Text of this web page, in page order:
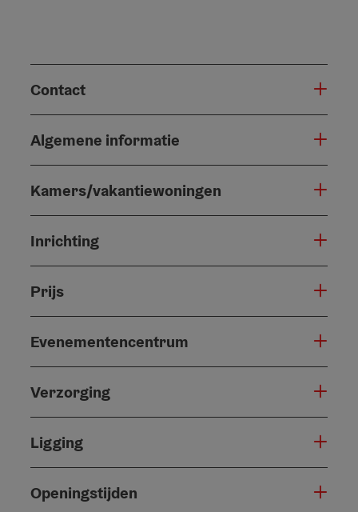
Contact
Algemene informatie
Kamers/vakantiewoningen
Inrichting
Prijs
Evenementencentrum
Verzorging
Ligging
Openingstijden